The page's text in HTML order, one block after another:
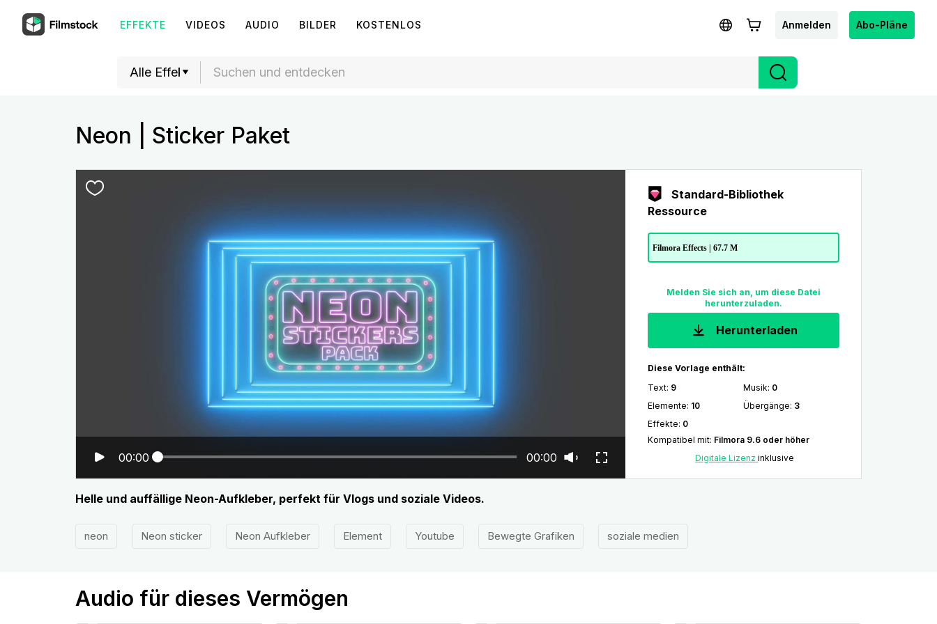
EFFEKTE VIDEOS AUDIO BILDER KOSTENLOS Anmelden Abo-Pläne
Neon | Sticker Paket
00:00 00:00
Standard-Bibliothek
Ressource
Filmora Effects | 67.7 M
Melden Sie sich an, um diese Datei
herunterzuladen.
Herunterladen
Diese Vorlage enthält:
Text: 9 Musik: 0
Elemente: 10 Übergänge: 3
Effekte: 0
Kompatibel mit: Filmora 9.6 oder höher
Digitale Lizenzinklusive
Helle und auffällige Neon-Aufkleber, perfekt für Vlogs und soziale Videos.
neon Neon sticker Neon Aufkleber Element Youtube Bewegte Grafiken soziale medien
Audio für dieses Vermögen